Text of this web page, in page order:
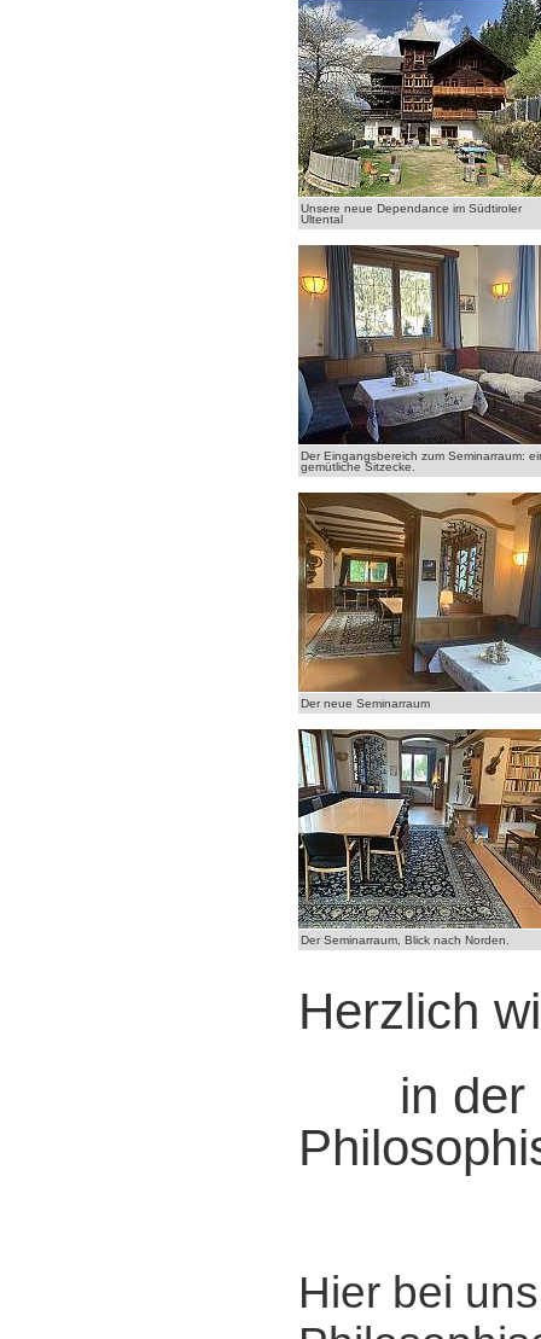
Unsere neue Dependance im Südtiroler
Ultental
Der Eingangsbereich zum Seminarraum:
gemütliche Sitzecke.
Der neue Seminarraum
Der Seminarraum, Blick nach Norden.
Herzlich
in der
Hier bei